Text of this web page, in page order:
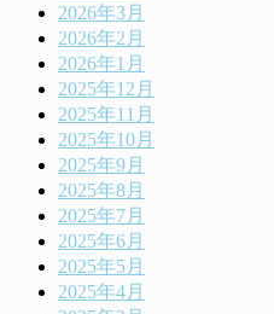
2026年3月
2026年2月
2026年1月
2025年12月
2025年11月
2025年10月
2025年9月
2025年8月
2025年7月
2025年6月
2025年5月
2025年4月